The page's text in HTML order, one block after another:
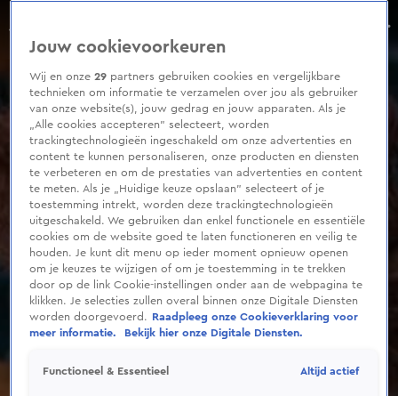
Jan Joost slaapt niet samen met vriendin: 'Ik vind het zo erg'
Aflevering 3, Seizoen 1
of
seconds
Jouw cookievoorkeuren
Wij en onze29 partners gebruiken cookies en vergelijkbare
technieken om informatie te verzamelen over jou als gebruiker
van onze website(s), jouw gedrag en jouw apparaten. Als je
„Alle cookies accepteren” selecteert, worden
trackingtechnologieën ingeschakeld om onze advertenties en
content te kunnen personaliseren, onze producten en diensten
te verbeteren en om de prestaties van advertenties en content
te meten. Als je „Huidige keuze opslaan” selecteert of je
toestemming intrekt, worden deze trackingtechnologieën
uitgeschakeld. We gebruiken dan enkel functionele en essentiële
cookies om de website goed te laten functioneren en veilig te
houden. Je kunt dit menu op ieder moment opnieuw openen
om je keuzes te wijzigen of om je toestemming in te trekken
door op de link Cookie-instellingen onder aan de webpagina te
klikken. Je selecties zullen overal binnen onze Digitale Diensten
worden doorgevoerd.
Raadpleeg onze Cookieverklaring voor
meer informatie.
Bekijk hier onze Digitale Diensten.
Functioneel & Essentieel Altijd actief